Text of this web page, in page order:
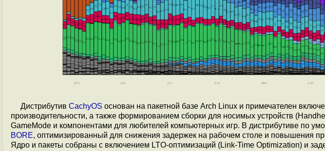
Дистрибутив CachyOS основан на пакетной базе Arch Linux и примечателен
производительности, а также формированием сборки для носимых устройств
GameMode и компонентами для любителей компьютерных игр. В дистрибутиве по
BORE, оптимизированный для снижения задержек на рабочем столе и повышения
Ядро и пакеты собраны с включением LTO-оптимизаций (Link-Time Optimization) и